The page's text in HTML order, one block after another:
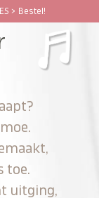
> Bestel!
toe.
uitging,